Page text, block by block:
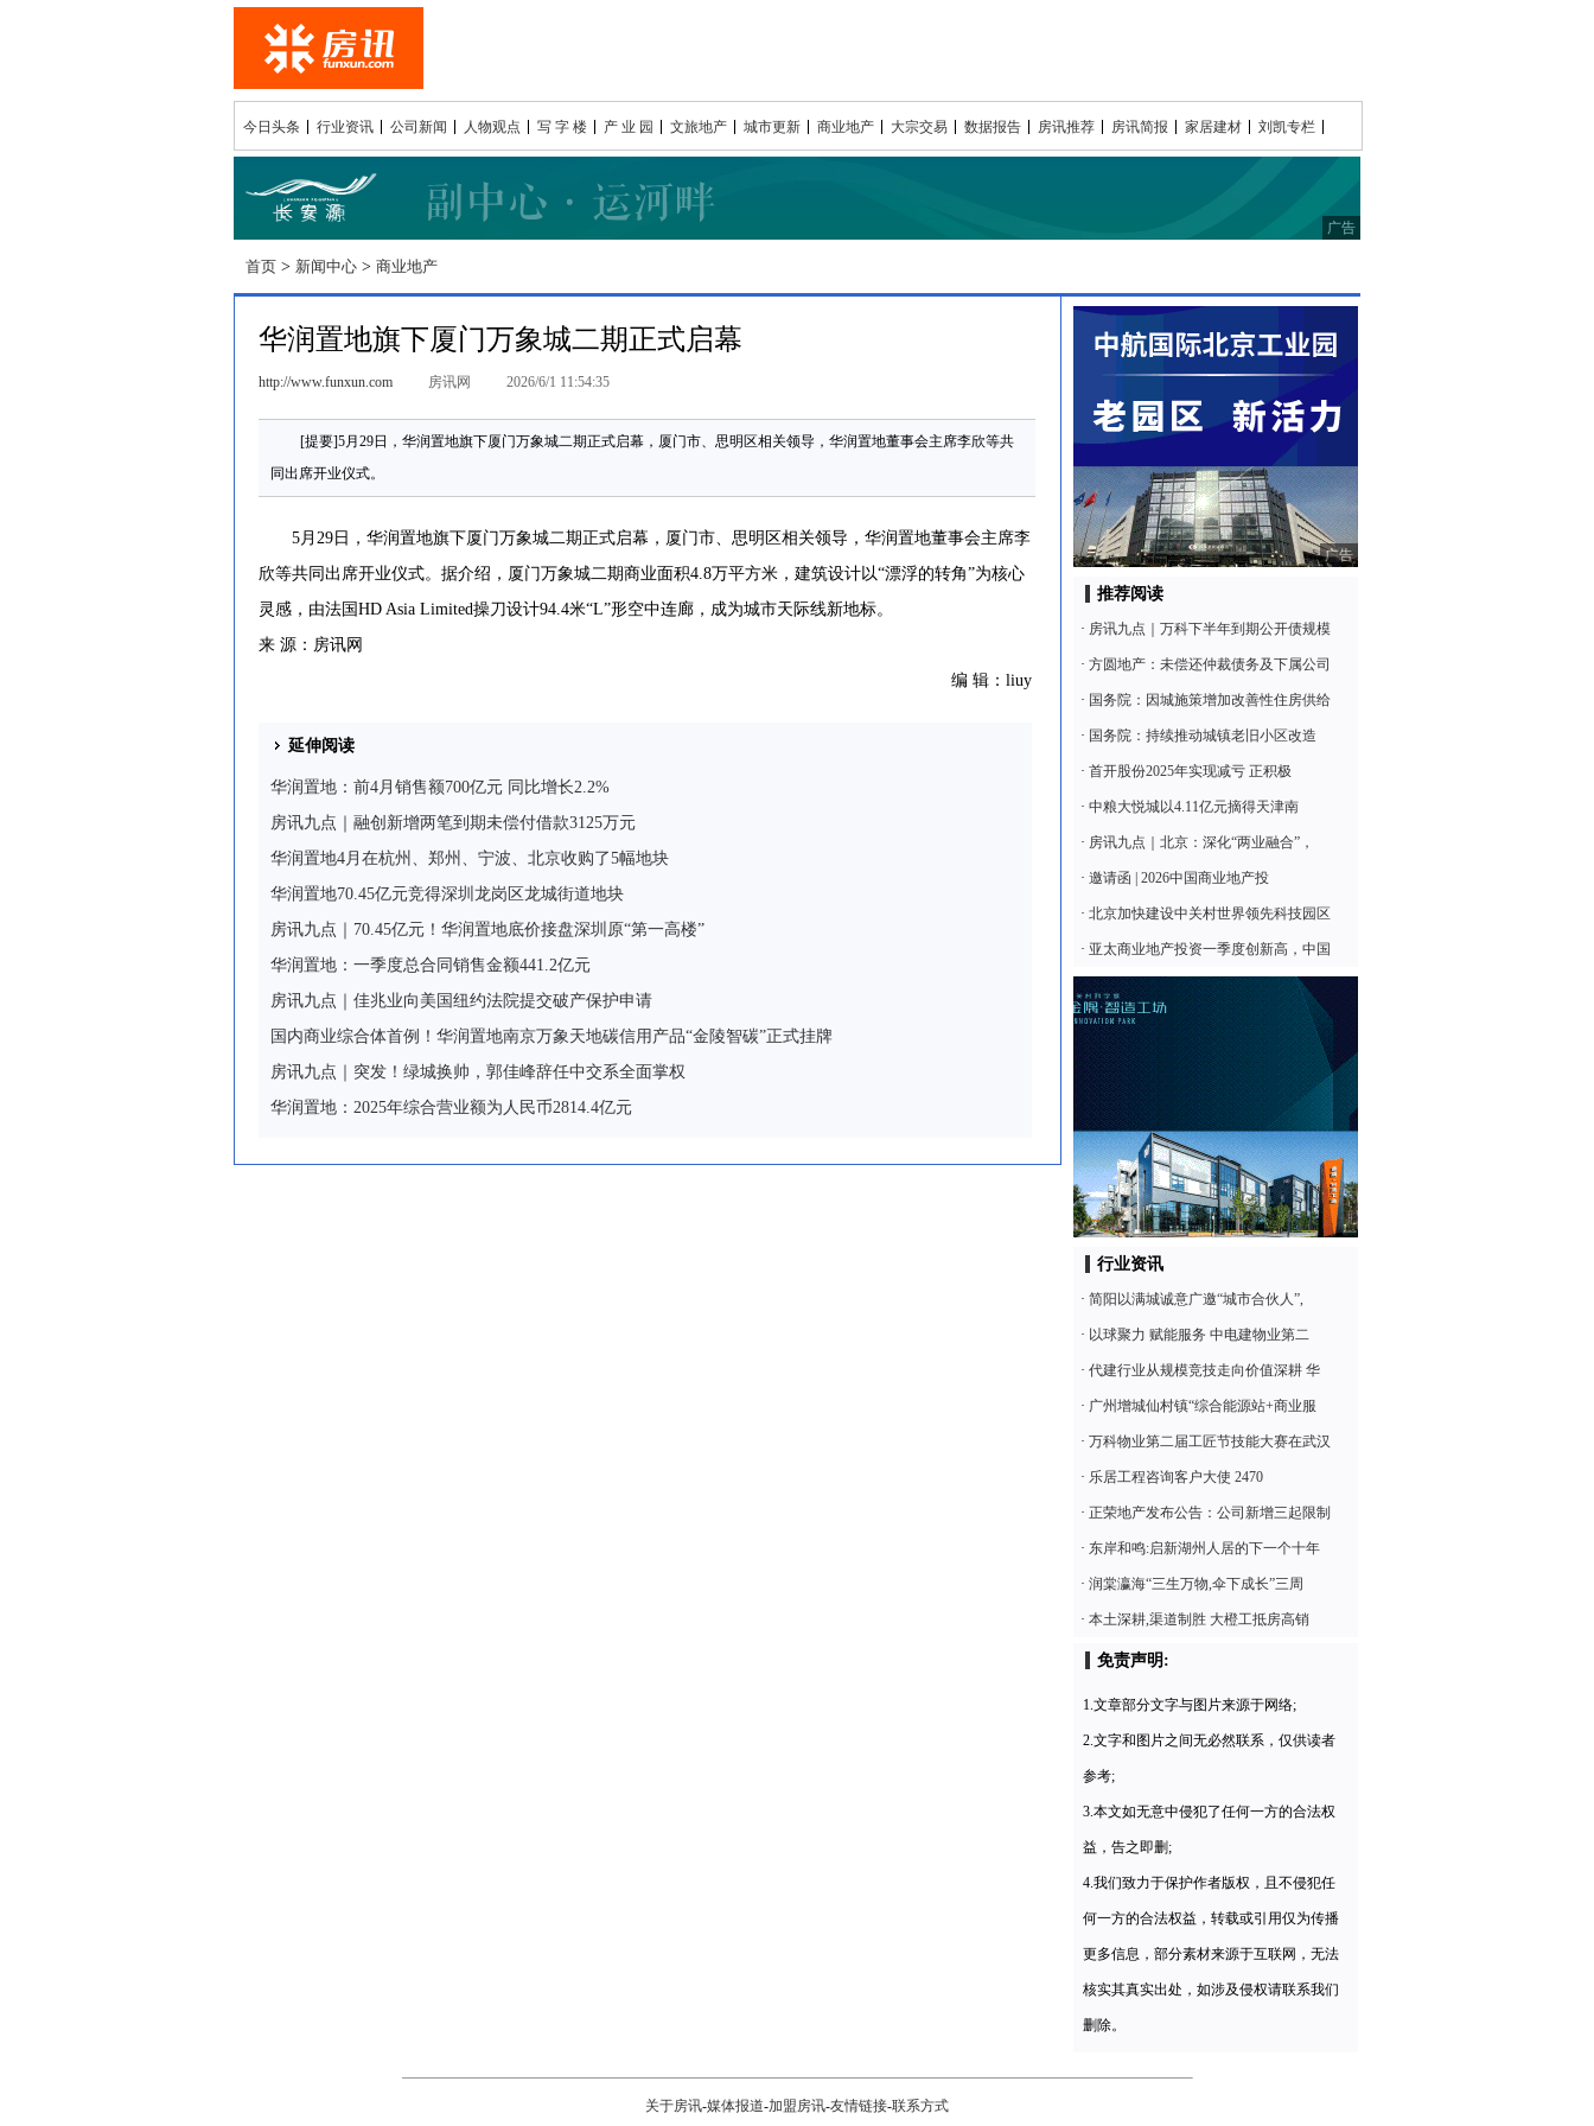
今日头条 行业资讯 公司新闻 人物观点 写 字 楼 产 业 园 文旅地产 城市更新 商业地产 大宗交易 数据报告 房讯推荐 房讯简报 家居建材 刘凯专栏
广告
首页 > 新闻中心 > 商业地产
华润置地旗下厦门万象城二期正式启幕
http://www.funxun.com 房讯网 2026/6/1 11:54:35
[提要]5月29日，华润置地旗下厦门万象城二期正式启幕，厦门市、思明区相关领导，华润置地董事会主席李欣等共
同出席开业仪式。
5月29日，华润置地旗下厦门万象城二期正式启幕，厦门市、思明区相关领导，华润置地董事会主席李
欣等共同出席开业仪式。据介绍，厦门万象城二期商业面积4.8万平方米，建筑设计以“漂浮的转角”为核心
灵感，由法国HD Asia Limited操刀设计94.4米“L”形空中连廊，成为城市天际线新地标。
来 源：房讯网
编 辑：liuy
延伸阅读
华润置地：前4月销售额700亿元 同比增长2.2%
房讯九点｜融创新增两笔到期未偿付借款3125万元
华润置地4月在杭州、郑州、宁波、北京收购了5幅地块
华润置地70.45亿元竞得深圳龙岗区龙城街道地块
房讯九点｜70.45亿元！华润置地底价接盘深圳原“第一高楼”
华润置地：一季度总合同销售金额441.2亿元
房讯九点｜佳兆业向美国纽约法院提交破产保护申请
国内商业综合体首例！华润置地南京万象天地碳信用产品“金陵智碳”正式挂牌
房讯九点｜突发！绿城换帅，郭佳峰辞任中交系全面掌权
华润置地：2025年综合营业额为人民币2814.4亿元
广告
推荐阅读
· 房讯九点｜万科下半年到期公开债规模
· 方圆地产：未偿还仲裁债务及下属公司
· 国务院：因城施策增加改善性住房供给
· 国务院：持续推动城镇老旧小区改造
· 首开股份2025年实现减亏 正积极
· 中粮大悦城以4.11亿元摘得天津南
· 房讯九点｜北京：深化“两业融合”，
· 邀请函 | 2026中国商业地产投
· 北京加快建设中关村世界领先科技园区
· 亚太商业地产投资一季度创新高，中国
行业资讯
· 简阳以满城诚意广邀“城市合伙人”,
· 以球聚力 赋能服务 中电建物业第二
· 代建行业从规模竞技走向价值深耕 华
· 广州增城仙村镇“综合能源站+商业服
· 万科物业第二届工匠节技能大赛在武汉
· 乐居工程咨询客户大使 2470
· 正荣地产发布公告：公司新增三起限制
· 东岸和鸣:启新湖州人居的下一个十年
· 润棠瀛海“三生万物,伞下成长”三周
· 本土深耕,渠道制胜 大橙工抵房高销
免责声明:
1.文章部分文字与图片来源于网络;
2.文字和图片之间无必然联系，仅供读者
参考;
3.本文如无意中侵犯了任何一方的合法权
益，告之即删;
4.我们致力于保护作者版权，且不侵犯任
何一方的合法权益，转载或引用仅为传播
更多信息，部分素材来源于互联网，无法
核实其真实出处，如涉及侵权请联系我们
删除。
关于房讯-媒体报道-加盟房讯-友情链接-联系方式